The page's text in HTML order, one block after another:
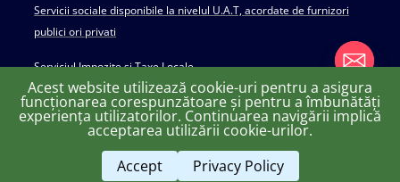
Servicii sociale disponibile la nivelul U.A.T, acordate de furnizori
publici ori privati
Serviciul Impozite si Taxe Locale
Copyright © 2022 Primăria Huși - powered by Creativ MGS
Acest website utilizează cookie-uri pentru a asigura
funcționarea corespunzătoare și pentru a îmbunătăți
experiența utilizatorilor. Continuarea navigării implică
acceptarea utilizării cookie-urilor.
Accept
Privacy Policy
chaty